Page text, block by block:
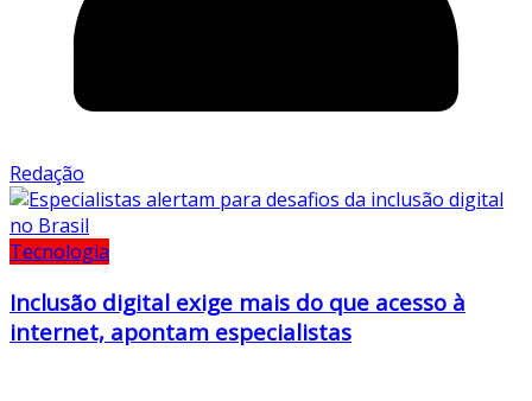
Redação
Tecnologia
Inclusão digital exige mais do que acesso à
internet, apontam especialistas